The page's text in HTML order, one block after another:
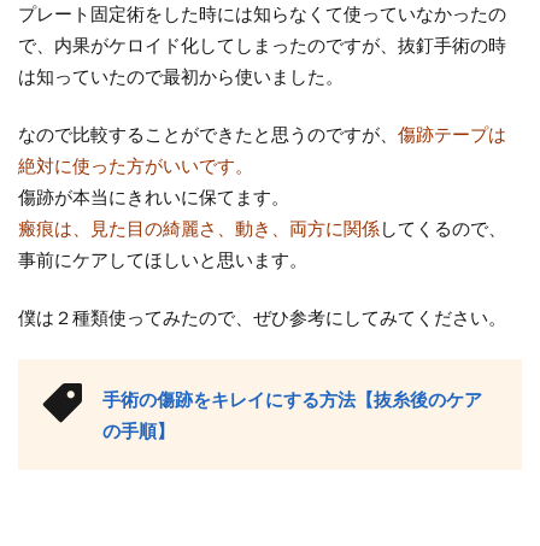
プレート固定術をした時には知らなくて使っていなかったの
で、内果がケロイド化してしまったのですが、抜釘手術の時
は知っていたので最初から使いました。
なので比較することができたと思うのですが、 傷跡テープは
絶対に使った方がいいです。
傷跡が本当にきれいに保てます。
瘢痕は、見た目の綺麗さ、動き、両方に関係してくるので、
事前にケアしてほしいと思います。
僕は２種類使ってみたので、ぜひ参考にしてみてください。
手術の傷跡をキレイにする方法【抜糸後のケア
の手順】